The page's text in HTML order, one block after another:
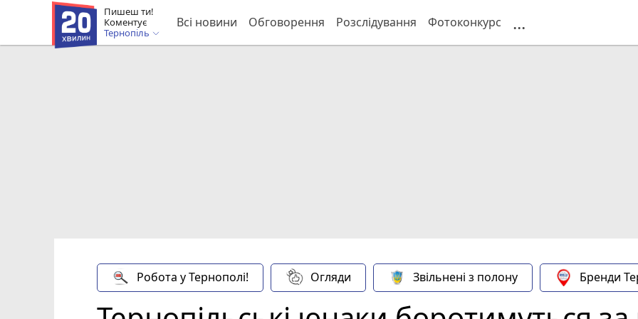
Пишеш ти!
Коментує
Тернопіль
Всі новини Обговорення Розслідування Фотоконкурс ...
Робота у Тернополі! Огляди Звільнені з полону Бренди